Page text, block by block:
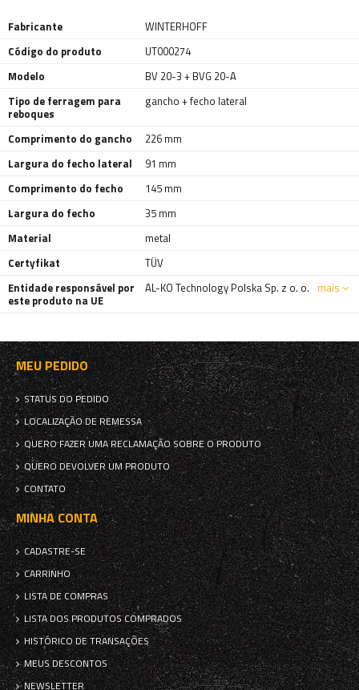
Fabricante
WINTERHOFF
Código do produto
UT000274
Modelo
BV 20-3 + BVG 20-A
Tipo de ferragem para
reboques
gancho + fecho lateral
Comprimento do gancho
226 mm
Largura do fecho lateral
91 mm
Comprimento do fecho
145 mm
Largura do fecho
35 mm
Material
metal
Certyfikat
TÜV
Entidade responsável por
este produto na UE
AL-KO Technology Polska Sp. z o. o. mais
MEU PEDIDO
STATUS DO PEDIDO
LOCALIZAÇÃO DE REMESSA
QUERO FAZER UMA RECLAMAÇÃO SOBRE O PRODUTO
QUERO DEVOLVER UM PRODUTO
CONTATO
MINHA CONTA
CADASTRE-SE
CARRINHO
LISTA DE COMPRAS
LISTA DOS PRODUTOS COMPRADOS
HISTÓRICO DE TRANSAÇÕES
MEUS DESCONTOS
NEWSLETTER